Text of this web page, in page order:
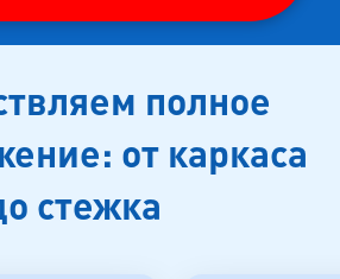
полное
от каркаса
стежка